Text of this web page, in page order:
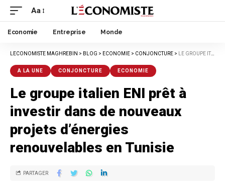
Aa
Economie Entreprise Monde
LECONOMISTE MAGHREBIN > BLOG > ECONOMIE > CONJONCTURE > LE GROUPE ITALIEN ENI PRÊT À INVESTIR DANS DE NOUVEAUX PROJETS D’ÉNERGIES RENOUVELABLES EN TUNISIE
A LA UNE CONJONCTURE ECONOMIE
Le groupe italien ENI prêt à
investir dans de nouveaux
projets d’énergies
renouvelables en Tunisie
PARTAGER